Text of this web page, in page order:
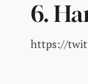
6.
https://